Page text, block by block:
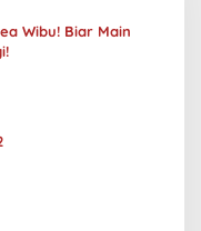
Wibu! Biar Main